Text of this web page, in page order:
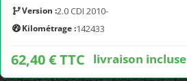
Version :2.0 CDI 2010-
Kilométrage :142433
62,40 € TTC livraison incluse